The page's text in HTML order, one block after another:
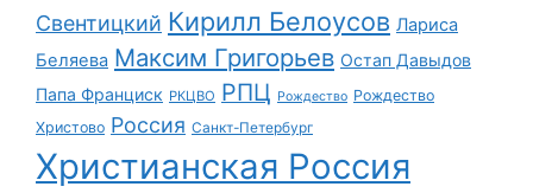
Свентицкий Кирилл Белоусов Лариса
Беляева Максим Григорьев Остап Давыдов
Папа Франциск РКЦВО РПЦ Рождество Рождество
Христово Россия Санкт-Петербург
Христианская Россия